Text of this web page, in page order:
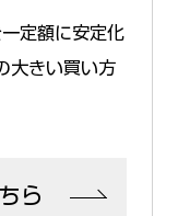
定額に安定化
大きい買い方
ら